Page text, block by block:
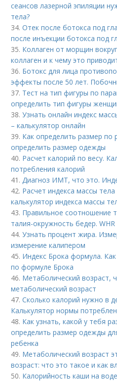
сеансов лазерной эпиляции
тела?
34.Отек после ботокса под
после инъекции ботокса под
35. Коллаген от морщин
коллаген и к чему это
36. Ботокс для лица
эффекты после 50 лет.
37. Тест на тип фигуры по
определить тип фигуры
38.Узнать онлайн индекс
– калькулятор онлайн
39. Как определить размер по
определить размер одежды
40. Расчет калорий по весу.
потребления калорий
41. Диагноз ИМТ, что это.
42. Расчет индекса массы
калькулятор индекса массы
43. Правильное соотношение
талия-окружность бедер.
44.Узнать процент жира.
измерение калипером
45. Индекс Брока формула.
по формуле Брока
46. Метаболический возраст,
метаболический возраст
47.Сколько калорий нужно в
Калькулятор нормы
48. Как узнать, какой у тебя
определить размер одежды
ребенка
49. Метаболический возраст
возраст: что это такое и как
50. Калорийность каши на